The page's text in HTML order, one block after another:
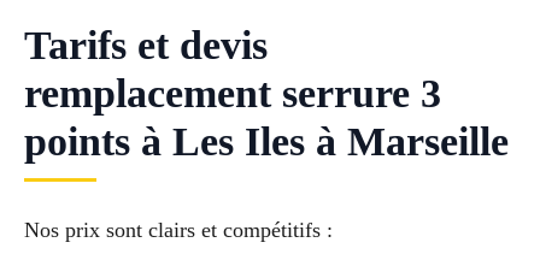
Tarifs et devis
remplacement serrure 3
points à Les Iles à Marseille
Nos prix sont clairs et compétitifs :